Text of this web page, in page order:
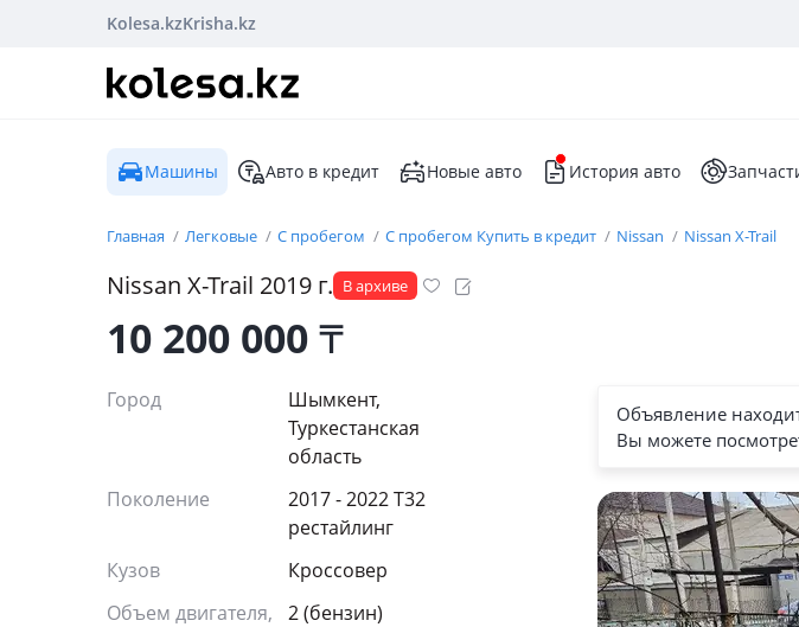
Kolesa.kzKrisha.kz
Машины Авто в кредит Новые авто История авто
Главная Легковые С пробегом С пробегом Купить в кредит Nissan Nissan X-Trail
Nissan X-Trail 2019 г. В архиве
10 200 000₸
Город
Шымкент,
Туркестанская
область
Поколение
2017 - 2022 T32
рестайлинг
Кузов
Кроссовер
Объем двигателя,
2 (бензин)
Объявление
Вы можете